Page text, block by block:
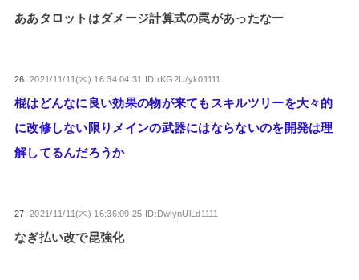
ああタロットはダメージ計算式の罠があったなー
26:2021/11/11(木) 16:34:04.31 ID:rKG2U/yk01111
棍はどんなに良い効果の物が来てもスキルツリーを大々的
に改修しない限りメインの武器にはならないのを開発は理
解してるんだろうか
27:2021/11/11(木) 16:36:09.25 ID:DwlynUlLd1111
なぎ払い改で昆強化